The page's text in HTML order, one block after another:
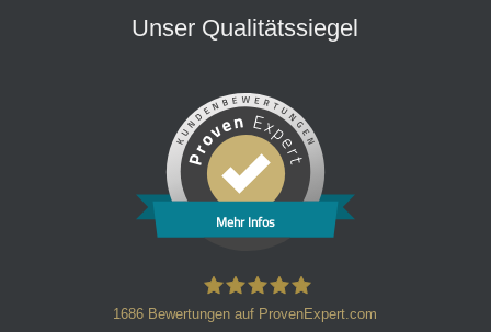
Unser Qualitätssiegel
Mehr Infos
1686 Bewertungen auf ProvenExpert.com